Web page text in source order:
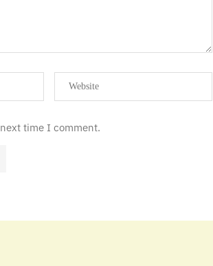
time I comment.